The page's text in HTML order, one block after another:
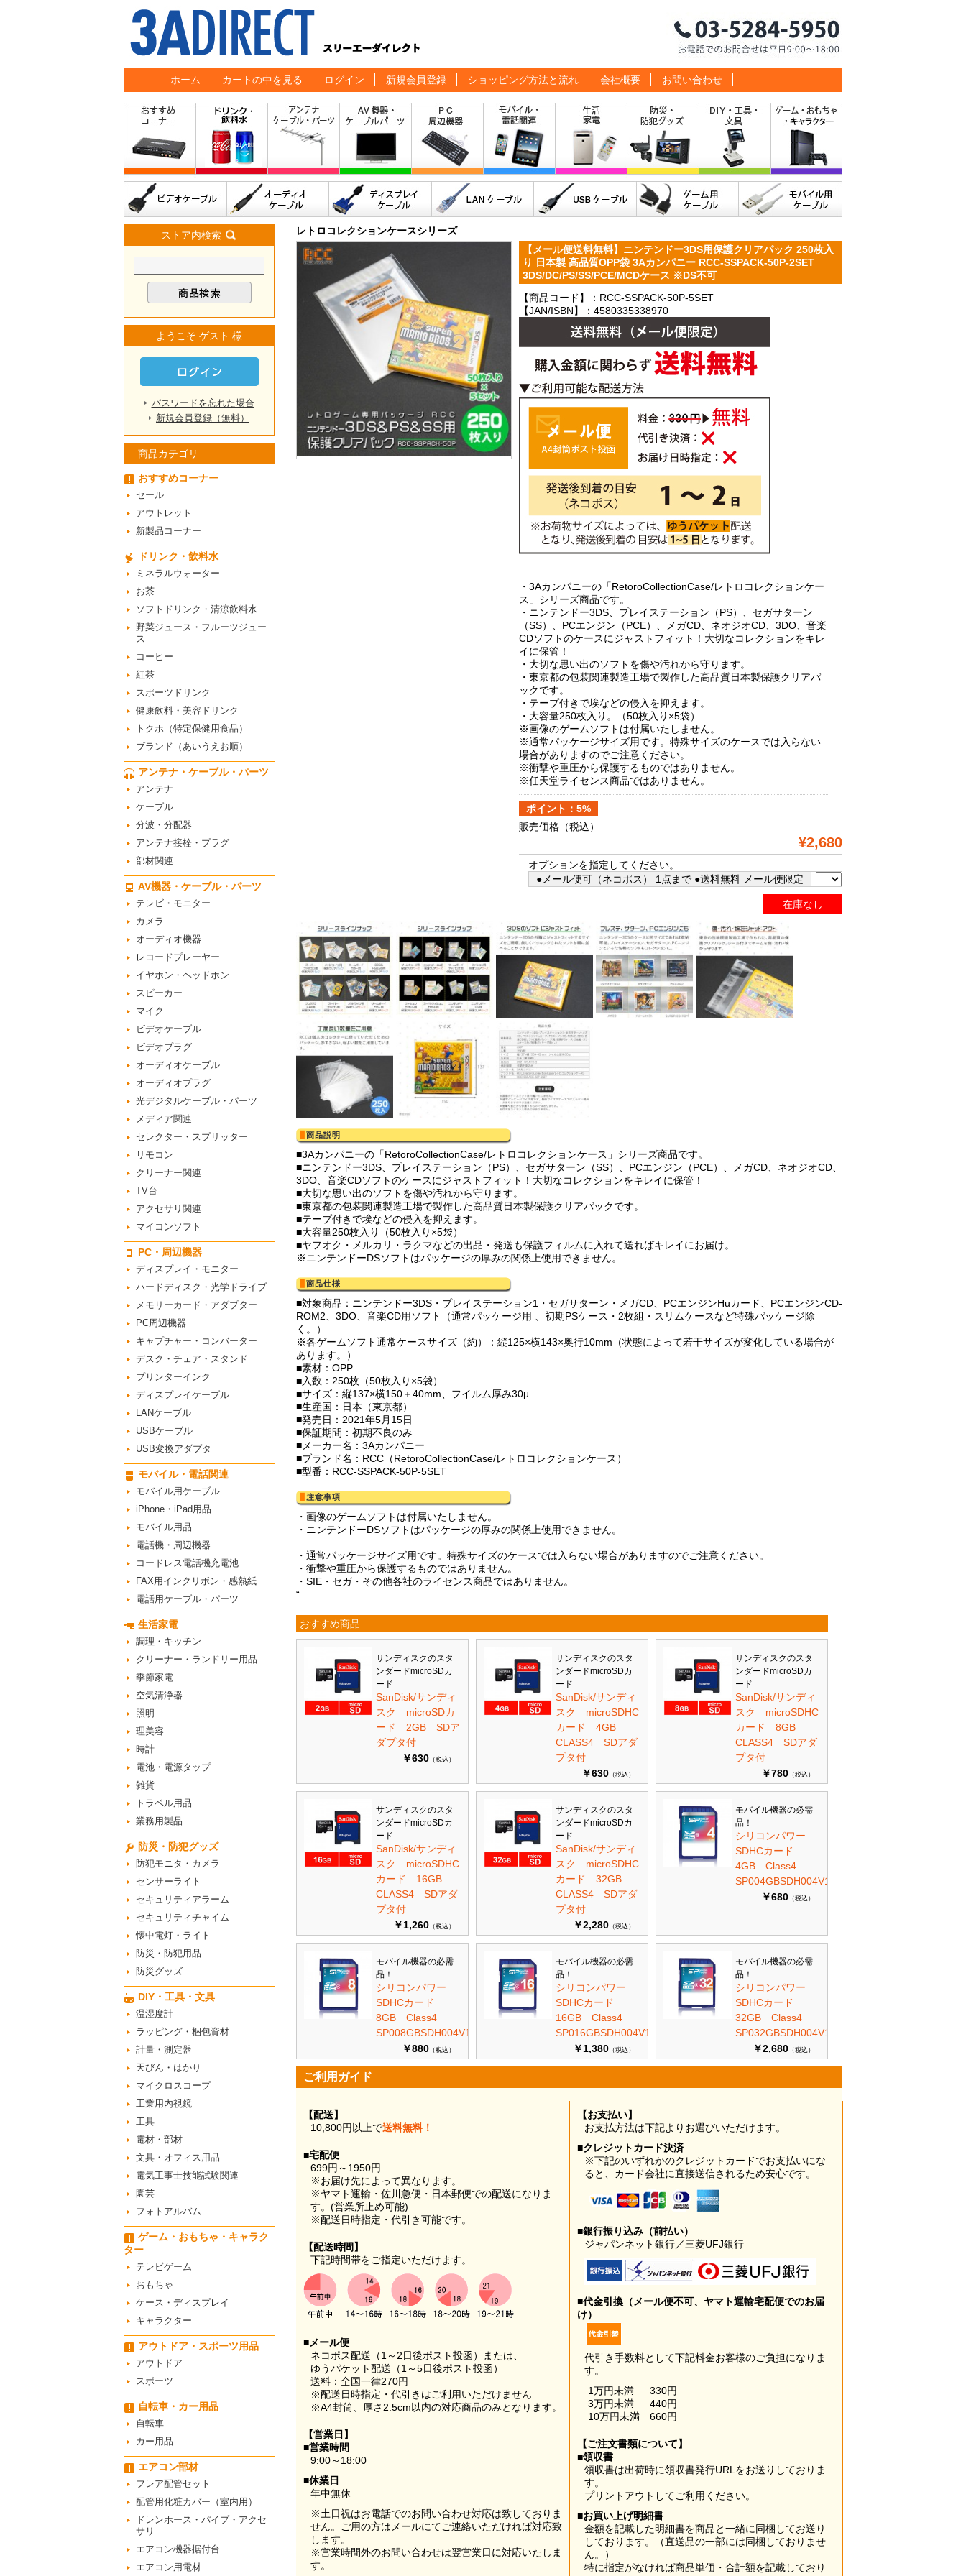
ホーム カートの中を見る ログイン 新規会員登録 ショッピング方法と流れ 会社概要 お問い合わせ
ストア内検索
ようこそ ゲスト 様
パスワードを忘れた場合
新規会員登録（無料）
商品カテゴリ
おすすめコーナー
セール
アウトレット
新製品コーナー
ドリンク・飲料水
ミネラルウォーター
お茶
ソフトドリンク・清涼飲料水
野菜ジュース・フルーツジュー
ス
コーヒー
紅茶
スポーツドリンク
健康飲料・美容ドリンク
トクホ（特定保健用食品）
ブランド（あいうえお順）
アンテナ・ケーブル・パーツ
アンテナ
ケーブル
分波・分配器
アンテナ接栓・プラグ
部材関連
AV機器・ケーブル・パーツ
テレビ・モニター
カメラ
オーディオ機器
レコードプレーヤー
イヤホン・ヘッドホン
スピーカー
マイク
ビデオケーブル
ビデオプラグ
オーディオケーブル
オーディオプラグ
光デジタルケーブル・パーツ
メディア関連
セレクター・スプリッター
リモコン
クリーナー関連
TV台
アクセサリ関連
マイコンソフト
PC・周辺機器
ディスプレイ・モニター
ハードディスク・光学ドライブ
メモリーカード・アダプター
PC周辺機器
キャプチャー・コンバーター
デスク・チェア・スタンド
プリンターインク
ディスプレイケーブル
LANケーブル
USBケーブル
USB変換アダプタ
モバイル・電話関連
モバイル用ケーブル
iPhone・iPad用品
モバイル用品
電話機・周辺機器
コードレス電話機充電池
FAX用インクリボン・感熱紙
電話用ケーブル・パーツ
生活家電
調理・キッチン
クリーナー・ランドリー用品
季節家電
空気清浄器
照明
理美容
時計
電池・電源タップ
雑貨
トラベル用品
業務用製品
防災・防犯グッズ
防犯モニタ・カメラ
センサーライト
セキュリティアラーム
セキュリティチャイム
懐中電灯・ライト
防災・防犯用品
防災グッズ
DIY・工具・文具
温湿度計
ラッピング・梱包資材
計量・測定器
天びん・はかり
マイクロスコープ
工業用内視鏡
工具
電材・部材
文具・オフィス用品
電気工事士技能試験関連
園芸
フォトアルバム
ゲーム・おもちゃ・キャラク
ター
テレビゲーム
おもちゃ
ケース・ディスプレイ
キャラクター
アウトドア・スポーツ用品
アウトドア
スポーツ
自転車・カー用品
自転車
カー用品
エアコン部材
フレア配管セット
配管用化粧カバー（室内用）
ドレンホース・パイプ・アクセ
サリ
エアコン機器据付台
エアコン用電材
レトロコレクションケースシリーズ
【メール便送料無料】ニンテンドー3DS用保護クリアパック 250枚入
り 日本製 高品質OPP袋 3Aカンパニー RCC-SSPACK-50P-2SET
3DS/DC/PS/SS/PCE/MCDケース ※DS不可
【商品コード】：RCC-SSPACK-50P-5SET
【JAN/ISBN】：4580335338970
・3Aカンパニーの「RetoroCollectionCase/レトロコレクションケー
ス」シリーズ商品です。
・ニンテンドー3DS、プレイステーション（PS）、セガサターン
（SS）、PCエンジン（PCE）、メガCD、ネオジオCD、3DO、音楽
CDソフトのケースにジャストフィット！大切なコレクションをキレ
イに保管！
・大切な思い出のソフトを傷や汚れから守ります。
・東京都の包装関連製造工場で製作した高品質日本製保護クリアパ
ックです。
・テープ付きで埃などの侵入を抑えます。
・大容量250枚入り。（50枚入り×5袋）
※画像のゲームソフトは付属いたしません。
※通常パッケージサイズ用です。特殊サイズのケースでは入らない
場合がありますのでご注意ください。
※衝撃や重圧から保護するものではありません。
※任天堂ライセンス商品ではありません。
ポイント：5%
販売価格 （税込）
¥2,680
オプションを指定してください。
●メール便可（ネコポス） 1点まで ●送料無料 メール便限定
在庫なし
■3Aカンパニーの「RetoroCollectionCase/レトロコレクションケース」シリーズ商品です。
■ニンテンドー3DS、プレイステーション（PS）、セガサターン（SS）、PCエンジン（PCE）、メガCD、ネオジオCD、
3DO、音楽CDソフトのケースにジャストフィット！大切なコレクションをキレイに保管！
■大切な思い出のソフトを傷や汚れから守ります。
■東京都の包装関連製造工場で製作した高品質日本製保護クリアパックです。
■テープ付きで埃などの侵入を抑えます。
■大容量250枚入り（50枚入り×5袋）
■ヤフオク・メルカリ・ラクマなどの出品・発送も保護フィルムに入れて送ればキレイにお届け。
※ニンテンドーDSソフトはパッケージの厚みの関係上使用できません。
■対象商品：ニンテンドー3DS・プレイステーション1・セガサターン・メガCD、PCエンジンHuカード、PCエンジンCD-
ROM2、3DO、音楽CD用ソフト（通常パッケージ用 、初期PSケース・2枚組・スリムケースなど特殊パッケージ除
く。）
※各ゲームソフト通常ケースサイズ（約）：縦125×横143×奥行10mm（状態によって若干サイズが変化している場合が
あります。）
■素材：OPP
■入数：250枚（50枚入り×5袋）
■サイズ：縦137×横150＋40mm、フイルム厚み30μ
■生産国：日本（東京都）
■発売日：2021年5月15日
■保証期間：初期不良のみ
■メーカー名：3Aカンパニー
■ブランド名：RCC（RetoroCollectionCase/レトロコレクションケース）
■型番：RCC-SSPACK-50P-5SET
・画像のゲームソフトは付属いたしません。
・ニンテンドーDSソフトはパッケージの厚みの関係上使用できません。
・通常パッケージサイズ用です。特殊サイズのケースでは入らない場合がありますのでご注意ください。
・衝撃や重圧から保護するものではありません。
・SIE・セガ・その他各社のライセンス商品ではありません。
“
おすすめ商品
サンディスクのスタ
ンダードmicroSDカ
ード
SanDisk/サンディ
スク microSDカ
ード 2GB SDア
ダプタ付
￥630 （税込）
サンディスクのスタ
ンダードmicroSDカ
ード
SanDisk/サンディ
スク microSDHC
カード 4GB
CLASS4 SDアダ
プタ付
￥630 （税込）
サンディスクのスタ
ンダードmicroSDカ
ード
SanDisk/サンディ
スク microSDHC
カード 8GB
CLASS4 SDアダ
プタ付
￥780 （税込）
サンディスクのスタ
ンダードmicroSDカ
ード
SanDisk/サンディ
スク microSDHC
カード 16GB
CLASS4 SDアダ
プタ付
￥1,260 （税込）
サンディスクのスタ
ンダードmicroSDカ
ード
SanDisk/サンディ
スク microSDHC
カード 32GB
CLASS4 SDアダ
プタ付
￥2,280 （税込）
モバイル機器の必需
品！
シリコンパワー
SDHCカード
4GB Class4
SP004GBSDH004V10
￥680 （税込）
モバイル機器の必需
品！
シリコンパワー
SDHCカード
8GB Class4
SP008GBSDH004V10
￥880 （税込）
モバイル機器の必需
品！
シリコンパワー
SDHCカード
16GB Class4
SP016GBSDH004V10
￥1,380 （税込）
モバイル機器の必需
品！
シリコンパワー
SDHCカード
32GB Class4
SP032GBSDH004V10
￥2,680 （税込）
ご利用ガイド
【配送】
10,800円以上で送料無料！
■宅配便
699円～1950円
※お届け先によって異なります。
※ヤマト運輸・佐川急便・日本郵便での配送になりま
す。(営業所止め可能)
※配送日時指定・代引き可能です。
【配送時間】
下記時間帯をご指定いただけます。
■メール便
ネコポス配送（1～2日後ポスト投函）または、
ゆうパケット配送（1～5日後ポスト投函）
送料：全国一律270円
※配送日時指定・代引きはご利用いただけません
※A4封筒、厚さ2.5cm以内の対応商品のみとなります。
【営業日】
■営業時間
9:00～18:00
■休業日
年中無休
※土日祝はお電話でのお問い合わせ対応は致しておりま
せん。ご用の方はメールにてご連絡いただければ対応致
します。
※営業時間外のお問い合わせは翌営業日に対応いたしま
す。
【お支払い】
お支払方法は下記よりお選びいただけます。
■クレジットカード決済
※下記のいずれかのクレジットカードでお支払いにな
ると、カード会社に直接送信されるため安心です。
■銀行振り込み（前払い）
ジャパンネット銀行／三菱UFJ銀行
■代金引換（メール便不可、ヤマト運輸宅配便でのお届
け）
代引き手数料として下記料金お客様のご負担になりま
す。
1万円未満
330円
3万円未満
440円
10万円未満
660円
【ご注文書類について】
■領収書
領収書は出荷時に領収書発行URLをお送りしておりま
す。
プリントアウトしてご利用ください。
■お買い上げ明細書
金額を記載した明細書を商品と一緒に同梱してお送り
しております。（直送品の一部には同梱しておりませ
ん。）
特に指定がなければ商品単価・合計額を記載しており